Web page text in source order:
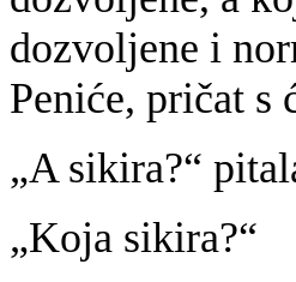
dozvoljene i
Peniće, pričat s
„A sikira?“
„Koja sikira?“